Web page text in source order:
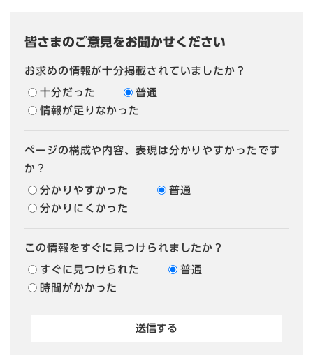
皆さまのご意見をお聞かせください
お求めの情報が十分掲載されていましたか？
十分だった
普通
情報が足りなかった
ページの構成や内容、表現は分かりやすかったです
か？
分かりやすかった
普通
分かりにくかった
この情報をすぐに見つけられましたか？
すぐに見つけられた
普通
時間がかかった